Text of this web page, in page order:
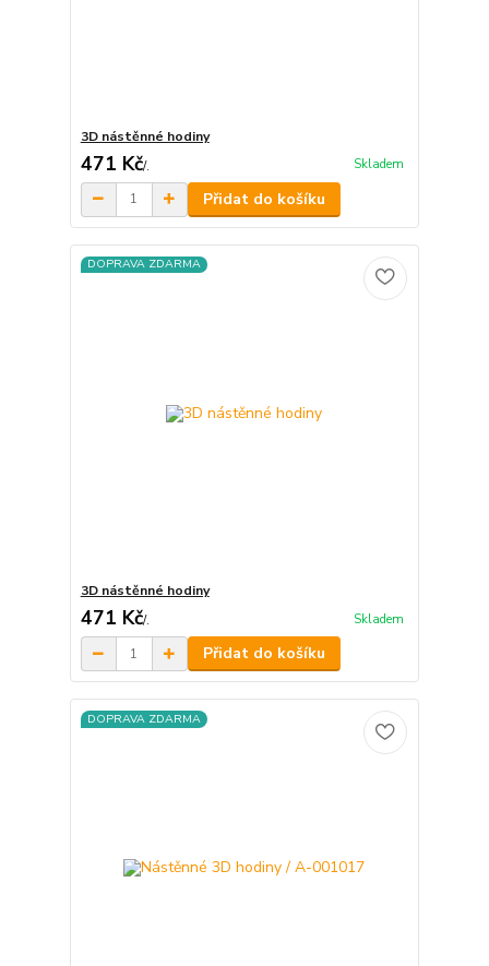
3D nástěnné hodiny
471 Kč/. Skladem
Přidat do košíku
DOPRAVA ZDARMA
3D nástěnné hodiny
471 Kč/. Skladem
Přidat do košíku
DOPRAVA ZDARMA